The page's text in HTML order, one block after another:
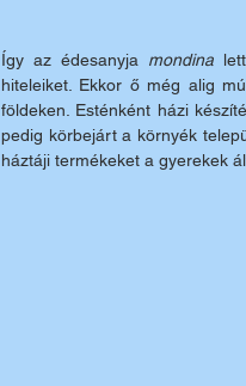
Így az édesanyja mondina
hiteleiket. Ekkor ő még alig
földeken. Esténként házi
pedig körbejárt a környék
háztáji termékeket a gyerekek